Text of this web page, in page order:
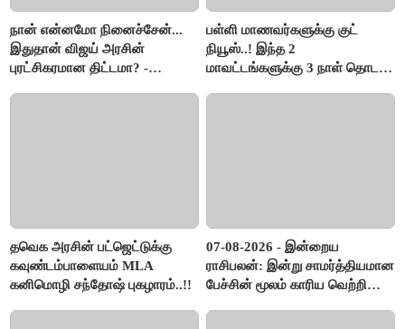
நான் என்னமோ நினைச்சேன்...
இதுதான் விஜய் அரசின்
புரட்சிகரமான திட்டமா? -
பள்ளி மாணவர்களுக்கு குட்
நியூஸ்..! இந்த 2
மாவட்டங்களுக்கு 3 நாள் தொடர்
தவெக அரசின் பட்ஜெட்டுக்கு
கவுண்டம்பாளையம் MLA
கனிமொழி சந்தோஷ் புகழாரம்..!!
07-08-2026 - இன்றைய
ராசிபலன்: இன்று சாமர்த்தியமான
பேச்சின் மூலம் காரிய வெற்றி